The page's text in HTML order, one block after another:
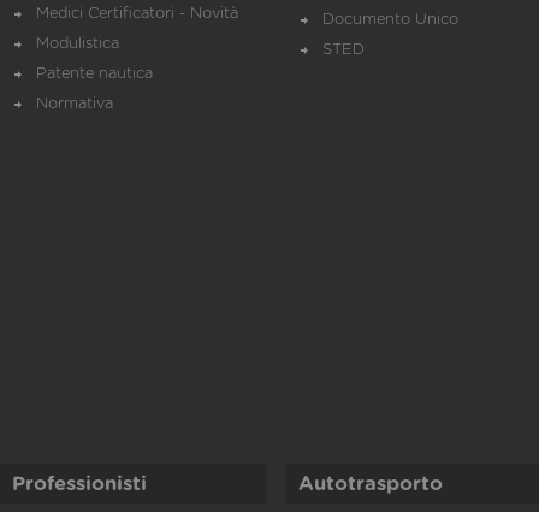
Medici Certificatori - Novità
Modulistica
Patente nautica
Normativa
Documento Unico
STED
Professionisti Autotrasporto